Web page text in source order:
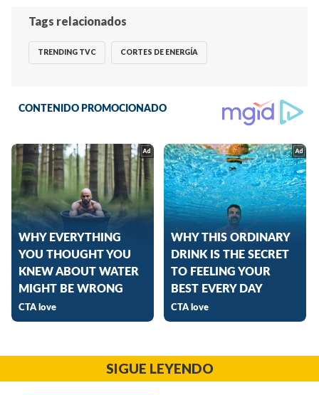
Tags relacionados
TRENDING TVC CORTES DE ENERGÍA
SIGUE LEYENDO